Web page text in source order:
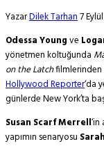
YazarDilek Tarhan7
Odessa Youngve
yönetmen koltuğunda
on the Latchfilmlerinden
Hollywood Reporter‘da
günlerde New York’ta
Susan Scarf Merrell
yapımın senaryosu